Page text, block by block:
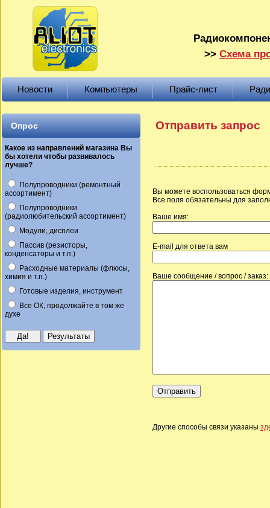
>> Схема
Новости Компьютеры Прайс-лист
Опрос
Какое из направлений магазина Вы
бы хотели чтобы развивалось
лучше?
Полупроводники (ремонтный
ассортимент)
Полупроводники
(радиолюбительский ассортимент)
Модули, дисплеи
Пассив (резисторы,
конденсаторы и т.п.)
Расходные материалы (флюсы,
химия и т.п.)
Готовые изделия, инструмент
Все ОК, продолжайте в том же
духе
Отправить запрос
Вы можете воспользоваться
Все поля обязательны для
Ваше имя:
E-mail для ответа вам
Ваше сообщение / вопрос / заказ:
Другие способы связи указаны